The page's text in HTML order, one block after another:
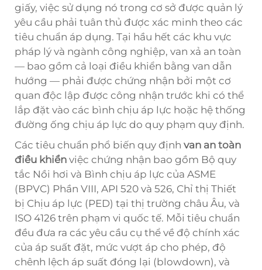
giấy, việc sử dụng nó trong cơ sở được quản lý
yêu cầu phải tuân thủ được xác minh theo các
tiêu chuẩn áp dụng. Tại hầu hết các khu vực
pháp lý và ngành công nghiệp, van xả an toàn
— bao gồm cả loại điều khiển bằng van dẫn
hướng — phải được chứng nhận bởi một cơ
quan độc lập được công nhận trước khi có thể
lắp đặt vào các bình chịu áp lực hoặc hệ thống
đường ống chịu áp lực do quy phạm quy định.
Các tiêu chuẩn phổ biến quy định van an toàn
điều khiển việc chứng nhận bao gồm Bộ quy
tắc Nồi hơi và Bình chịu áp lực của ASME
(BPVC) Phần VIII, API 520 và 526, Chỉ thị Thiết
bị Chịu áp lực (PED) tại thị trường châu Âu, và
ISO 4126 trên phạm vi quốc tế. Mỗi tiêu chuẩn
đều đưa ra các yêu cầu cụ thể về độ chính xác
của áp suất đặt, mức vượt áp cho phép, độ
chênh lệch áp suất đóng lại (blowdown), và